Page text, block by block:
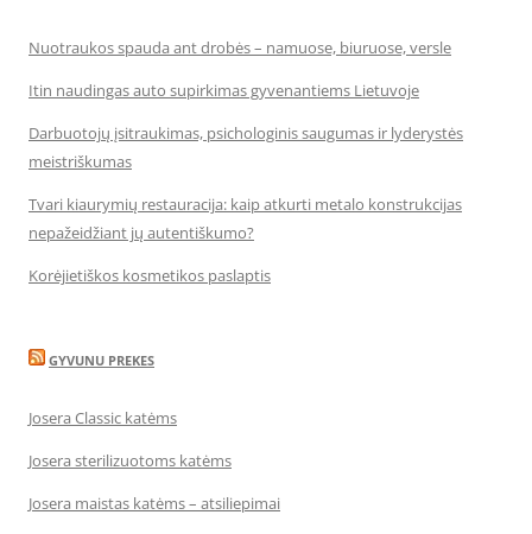
Nuotraukos spauda ant drobės – namuose, biuruose, versle
Itin naudingas auto supirkimas gyvenantiems Lietuvoje
Darbuotojų įsitraukimas, psichologinis saugumas ir lyderystės
meistriškumas
Tvari kiaurymių restauracija: kaip atkurti metalo konstrukcijas
nepažeidžiant jų autentiškumo?
Korėjietiškos kosmetikos paslaptis
GYVUNU PREKES
Josera Classic katėms
Josera sterilizuotoms katėms
Josera maistas katėms – atsiliepimai